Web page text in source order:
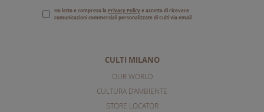
CULTI MILANO
OUR WORLD
CULTURA D'AMBIENTE
STORE LOCATOR
Ho letto e compreso la Privacy Policye accetto di ricevere
comunicazioni commerciali personalizzate di Culti via email